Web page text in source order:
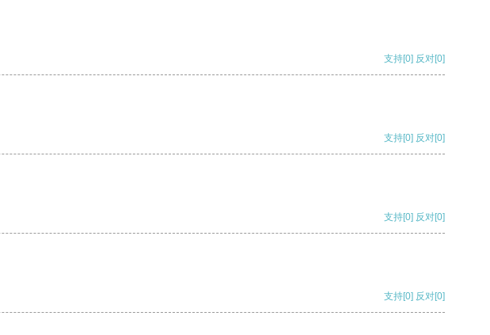
支持[0] 反对[0]
支持[0] 反对[0]
支持[0] 反对[0]
支持[0] 反对[0]